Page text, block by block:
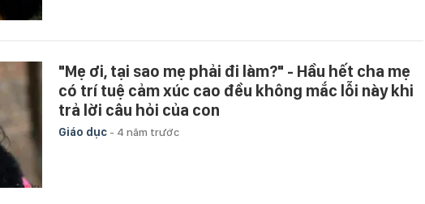
"Mẹ ơi, tại sao mẹ phải đi làm?" - Hầu hết cha mẹ
có trí tuệ cảm xúc cao đều không mắc lỗi này khi
trả lời câu hỏi của con
Giáo dục - 4 năm trước